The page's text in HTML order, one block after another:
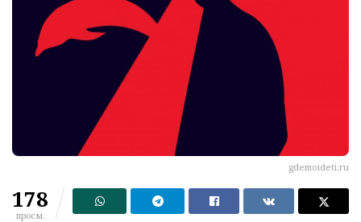
gdemoideti.ru
178
просм.